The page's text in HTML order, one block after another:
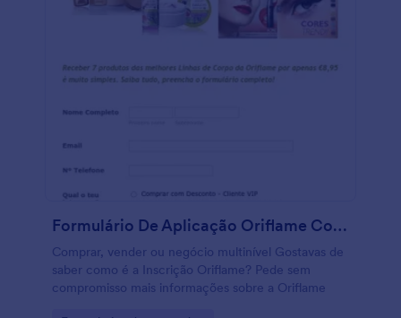
Formulário De Aplicação Oriflame Cosmeticos
Comprar, vender ou negócio multinível Gostavas de
saber como é a Inscrição Oriflame? Pede sem
compromisso mais informações sobre a Oriflame